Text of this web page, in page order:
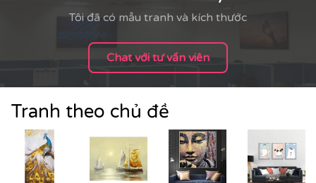
Tôi đã có mẫu tranh và kích thước
Chat với tư vấn viên
Tranh theo chủ đề